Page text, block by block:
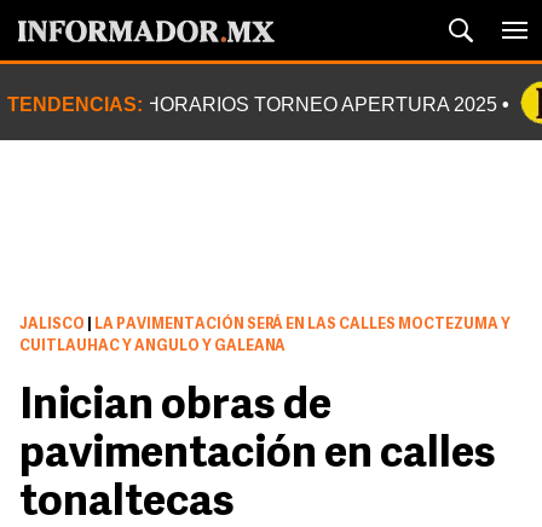
TENDENCIAS: HORARIOS TORNEO APERTURA 2025
JALISCO
LA PAVIMENTACIÓN SERÁ EN LAS CALLES MOCTEZUMA Y
CUITLAUHAC Y ANGULO Y GALEANA
Inician obras de
pavimentación en calles
tonaltecas